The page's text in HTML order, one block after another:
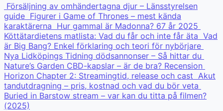
Försäljning av omhändertagna djur – Länsstyrelsen
guide Figurer i Game of Thrones – mest kända
karaktärerna Hur gammal är Madonna? 67 år 2025
Köttätardietens matlista: Vad du får och inte får äta Vad
är Big Bang? Enkel förklaring och teori för nybörjare
Nya Lidköpings Tidning dödsannonser – Så hittar du
Nature’s Garden CBD-kapslar – är de bra? Recension
Horizon Chapter 2: Streamingtid, release och cast Akut
tandutdragning – pris, kostnad och vad du bör veta
Buried in Barstow stream – var kan du titta på filmen?
(2025)